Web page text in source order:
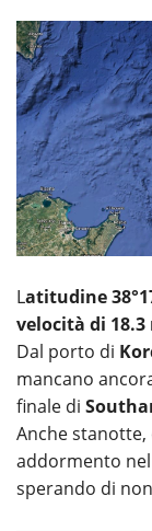
Latitudine
velocità di
Dal porto di
mancano
finale di
Anche
addormento
sperando di